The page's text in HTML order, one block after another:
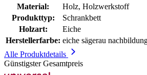
Material:
Holz, Holzwerkstoff
Produkttyp:
Schrankbett
Holzart:
Eiche
Herstellerfarbe: eiche sägerau
Alle Produktdetails
Günstigster Gesamtpreis